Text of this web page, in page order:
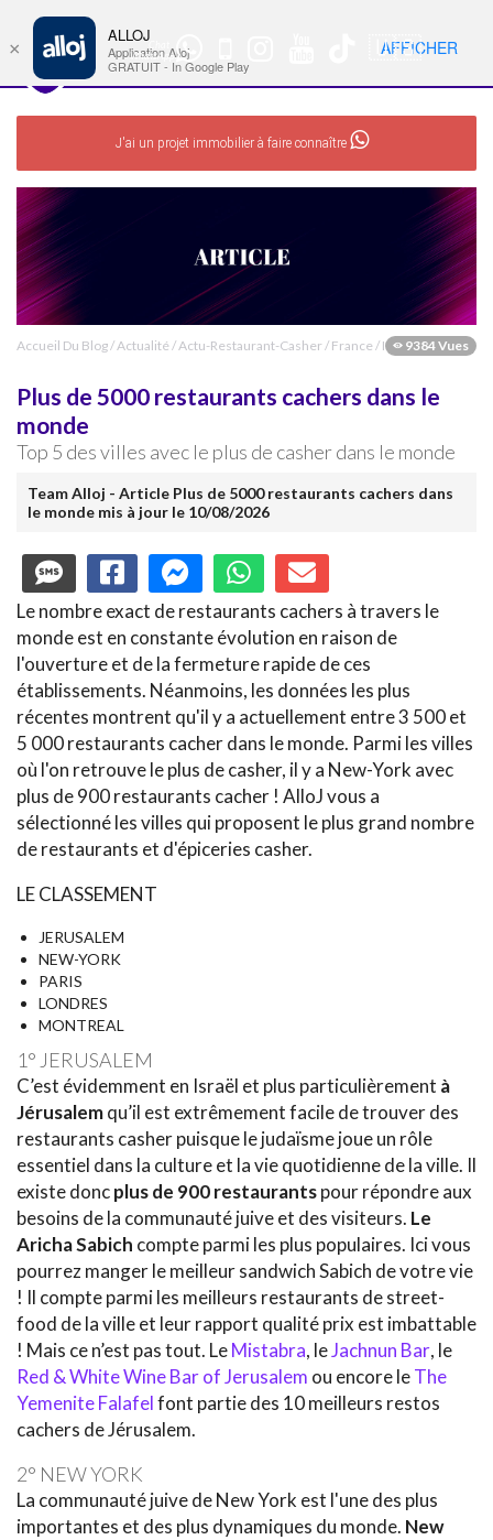
WhatsApp
🇺🇸 Nav
J'ai un projet immobilier à faire connaître
Accueil Du Blog/Actualité /Actu-Restaurant-Casher / France / Israel9384 Vues
Plus de 5000 restaurants cachers dans le
monde
Top 5 des villes avec le plus de casher dans le monde
Team Alloj - Article Plus de 5000 restaurants cachers dans
le monde mis à jour le 10/08/2026
Le nombre exact de restaurants cachers à travers le
monde est en constante évolution en raison de
l'ouverture et de la fermeture rapide de ces
établissements. Néanmoins, les données les plus
récentes montrent qu'il y a actuellement entre 3 500 et
5 000 restaurants cacher dans le monde. Parmi les villes
où l'on retrouve le plus de casher, il y a New-York avec
plus de 900 restaurants cacher ! AlloJ vous a
sélectionné les villes qui proposent le plus grand nombre
de restaurants et d'épiceries casher.
LE CLASSEMENT
JERUSALEM
NEW-YORK
PARIS
LONDRES
MONTREAL
1° JERUSALEM
C’est évidemment en Israël et plus particulièrement à
Jérusalemqu’il est extrêmement facile de trouver des
restaurants casher puisque le judaïsme joue un rôle
essentiel dans la culture et la vie quotidienne de la ville. Il
existe doncplus de 900 restaurantspour répondre aux
besoins de la communauté juive et des visiteurs. Le
Aricha Sabich compte parmi les plus populaires. Ici vous
pourrez manger le meilleur sandwich Sabich de votre vie
! Il compte parmi les meilleurs restaurants de street-
food de la ville et leur rapport qualité prix est imbattable
! Mais ce n’est pas tout. LeMistabra, le
, le
Red & White Wine Bar of Jerusalem ou encore leThe
Yemenite Falafelfont partie des 10 meilleurs restos
cachers de Jérusalem.
2° NEW YORK
La communauté juive de New York est l'une des plus
importantes et des plus dynamiques du monde. New
×
ALLOJ
Application Alloj
GRATUIT - In Google Play
AFFICHER